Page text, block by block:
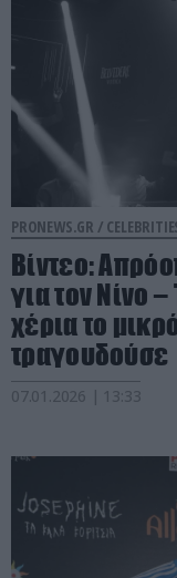
PRONEWS.GR /
Βίντεο:
για τον Νίνο
χέρια το
τραγουδούσε
07.01.2026 | 13:33